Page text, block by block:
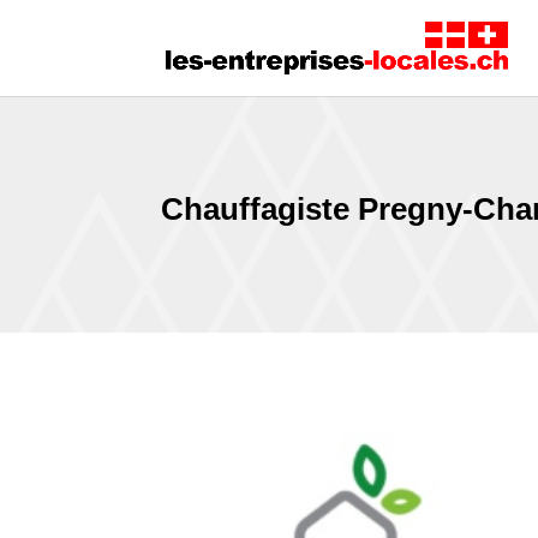
Chauffagiste Pregny-